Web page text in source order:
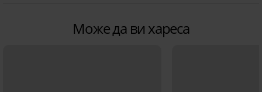
Може да ви хареса